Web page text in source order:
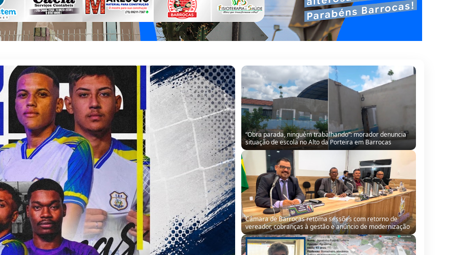
Câmara de Barrocas retoma sessões com retorno de
vereador, cobranças à gestão e anúncio de modernização
QUADRO PROFISSÕES com o borracheiro Agostinho
Ferreira